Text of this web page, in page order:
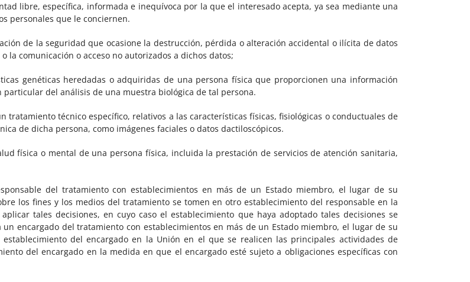
libre, específica, informada e inequívoca por la que el interesado acepta, ya sea mediante una
personales que le conciernen.
de la seguridad que ocasione la destrucción, pérdida o alteración accidental o ilícita de datos
la comunicación o acceso no autorizados a dichos datos;
genéticas heredadas o adquiridas de una persona física que proporcionen una información
del análisis de una muestra biológica de tal persona.
tratamiento técnico específico, relativos a las características físicas, fisiológicas o conductuales de
de dicha persona, como imágenes faciales o datos dactiloscópicos.
física o mental de una persona física, incluida la prestación de servicios de atención sanitaria,
del tratamiento con establecimientos en más de un Estado miembro, el lugar de su
los fines y los medios del tratamiento se tomen en otro establecimiento del responsable en la
tales decisiones, en cuyo caso el establecimiento que haya adoptado tales decisiones se
encargado del tratamiento con establecimientos en más de un Estado miembro, el lugar de su
del encargado en la Unión en el que se realicen las principales actividades de
del encargado en la medida en que el encargado esté sujeto a obligaciones específicas con